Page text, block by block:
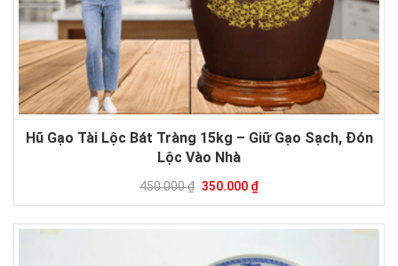
Hũ Gạo Tài Lộc Bát Tràng 15kg – Giữ Gạo Sạch, Đón
Lộc Vào Nhà
450.000 ₫ 350.000 ₫